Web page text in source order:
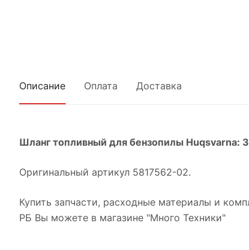
Описание Оплата Доставка
Шланг топливный для бензопилы Huqsvarna:
Оригинальный артикул 5817562-02.
Купить запчасти, расходные материалы и
РБ Вы можете в магазине "Много Техники"